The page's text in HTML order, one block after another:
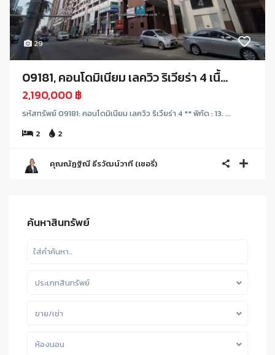
29
09181, คอนโดมิเนียม เลควิว ริเวียร่า 4 เนื้...
2,190,000 ฿
รหัสทรัพย์ 09181: คอนโดมิเนียม เลควิว ริเวียร่า 4 ** พิกัด : 13. ...
2
2
คุณณัฏฐิณี ธีรวัฒน์วาที (เชอรี่)
ค้นหาสินทรัพย์
ประเภทสินทรัพย์
ขาย/เช่า
ห้องนอน